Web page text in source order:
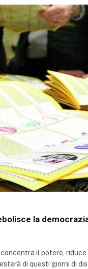
la
il potere,
di questi giorni di